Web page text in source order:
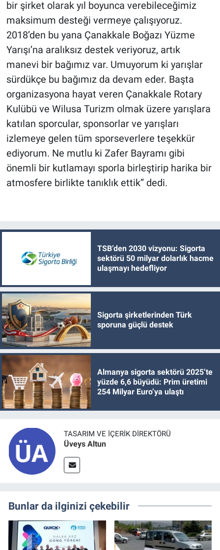
bir şirket olarak yıl boyunca verebileceğimiz
maksimum desteği vermeye çalışıyoruz.
2018’den bu yana Çanakkale Boğazı Yüzme
Yarışı’na aralıksız destek veriyoruz, artık
manevi bir bağımız var. Umuyorum ki yarışlar
sürdükçe bu bağımız da devam eder. Başta
organizasyona hayat veren Çanakkale Rotary
Kulübü ve Wilusa Turizm olmak üzere yarışlara
katılan sporcular, sponsorlar ve yarışları
izlemeye gelen tüm sporseverlere teşekkür
ediyorum. Ne mutlu ki Zafer Bayramı gibi
önemli bir kutlamayı sporla birleştirip harika bir
atmosfere birlikte tanıklık ettik” dedi.
TSB’den 2030 vizyonu: Sigorta
sektörü 50 milyar dolarlık hacme
ulaşmayı hedefliyor
Sigorta şirketlerinden Türk
sporuna güçlü destek
Almanya sigorta sektörü 2025’te
yüzde 6,6 büyüdü: Prim üretimi
254 Milyar Euro’ya ulaştı
TASARIM VE İÇERIK DIREKTÖRÜ
Üveys Altun
Bunlar da ilginizi çekebilir